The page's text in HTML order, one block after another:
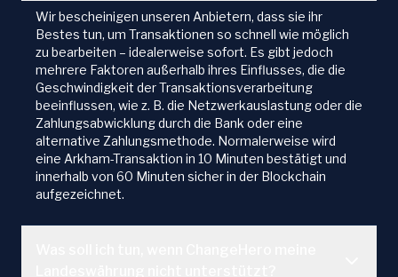
Wir bescheinigen unseren Anbietern, dass sie ihr
Bestes tun, um Transaktionen so schnell wie möglich
zu bearbeiten – idealerweise sofort. Es gibt jedoch
mehrere Faktoren außerhalb ihres Einflusses, die die
Geschwindigkeit der Transaktionsverarbeitung
beeinflussen, wie z. B. die Netzwerkauslastung oder die
Zahlungsabwicklung durch die Bank oder eine
alternative Zahlungsmethode. Normalerweise wird
eine Arkham-Transaktion in 10 Minuten bestätigt und
innerhalb von 60 Minuten sicher in der Blockchain
aufgezeichnet.